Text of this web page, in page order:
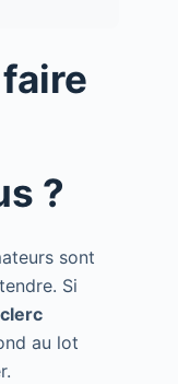
?
sont
Si
au lot